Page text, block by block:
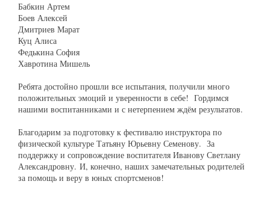
️Бабкин Артем
️Боев Алексей
️Дмитриев Марат
️Куц Алиса
️Федькина София
️Хавротина Мишель
Ребята достойно прошли все испытания, получили много
положительных эмоций и уверенности в себе! Гордимся
нашими воспитанниками и с нетерпением ждём результатов.
Благодарим за подготовку к фестивалю инструктора по
физической культуре Татьяну Юрьевну Семенову. За
поддержку и сопровождение воспитателя Иванову Светлану
Александровну. И, конечно, наших замечательных родителей
за помощь и веру в юных спортсменов!